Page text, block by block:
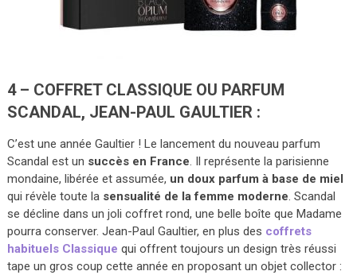
4 – COFFRET CLASSIQUE OU PARFUM
SCANDAL, JEAN-PAUL GAULTIER :
C’est une année Gaultier ! Le lancement du nouveau parfum
Scandal est un succès en France. Il représente la parisienne
mondaine, libérée et assumée, un doux parfum à base de miel
qui révèle toute la sensualité de la femme moderne. Scandal
se décline dans un joli coffret rond, une belle boîte que Madame
pourra conserver. Jean-Paul Gaultier, en plus des coffrets
habituels Classique qui offrent toujours un design très réussi
tape un gros coup cette année en proposant un objet collector :